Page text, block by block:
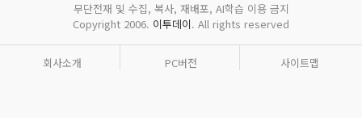
무단전재 및 수집, 복사, 재배포, AI학습 이용 금지
Copyright 2006. 이투데이. All rights reserved
회사소개 PC버전 사이트맵